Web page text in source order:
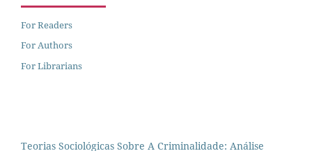
For Readers
For Authors
For Librarians
Teorias Sociológicas Sobre A Criminalidade: Análise